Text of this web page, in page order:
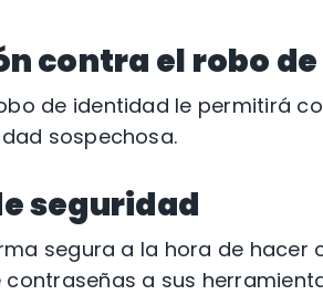
contra el robo
de identidad le permitirá
sospechosa.
seguridad
segura a la hora de hacer
a sus